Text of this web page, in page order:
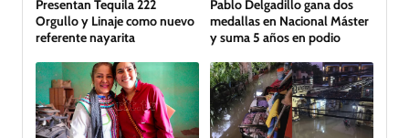
Presentan Tequila 222
Orgullo y Linaje como nuevo
referente nayarita
Pablo Delgadillo gana dos
medallas en Nacional Máster
y suma 5 años en podio